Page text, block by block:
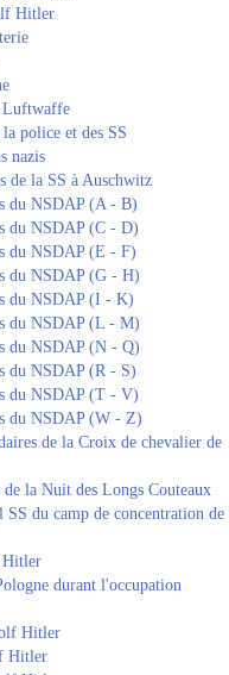
Hitler
Luftwaffe
police et des SS
nazis
de la SS à Auschwitz
du NSDAP (A - B)
du NSDAP (C - D)
du NSDAP (E - F)
du NSDAP (G - H)
du NSDAP (I - K)
du NSDAP (L - M)
du NSDAP (N - Q)
du NSDAP (R - S)
du NSDAP (T - V)
du NSDAP (W - Z)
de la Croix de chevalier de
la Nuit des Longs Couteaux
SS du camp de concentration de
Hitler
durant l'occupation
Hitler
Hitler